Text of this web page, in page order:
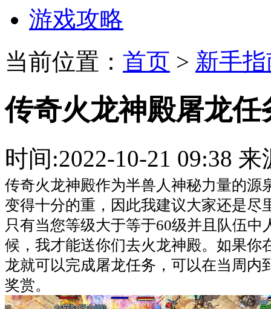
游戏攻略
当前位置： 首页 > 新手
传奇火龙神殿屠龙任
时间:2022-10-21 09:38
传奇火龙神殿作为半兽人神秘力量的源
变得十分的重，因此我建议大家还是尽
只有当您等级大于等于60级并且队伍中
候，我才能送你们去火龙神殿。如果你
龙就可以完成屠龙任务，可以在当周内
奖赏。